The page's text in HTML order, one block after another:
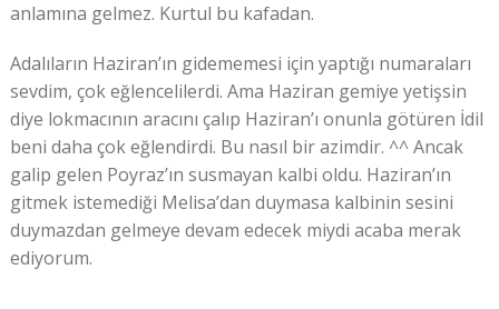
anlamına gelmez. Kurtul bu kafadan.
Adalıların Haziran’ın gidememesi için yaptığı numaraları
sevdim, çok eğlencelilerdi. Ama Haziran gemiye yetişsin
diye lokmacının aracını çalıp Haziran’ı onunla götüren İdil
beni daha çok eğlendirdi. Bu nasıl bir azimdir. ^^ Ancak
galip gelen Poyraz’ın susmayan kalbi oldu. Haziran’ın
gitmek istemediği Melisa’dan duymasa kalbinin sesini
duymazdan gelmeye devam edecek miydi acaba merak
ediyorum.